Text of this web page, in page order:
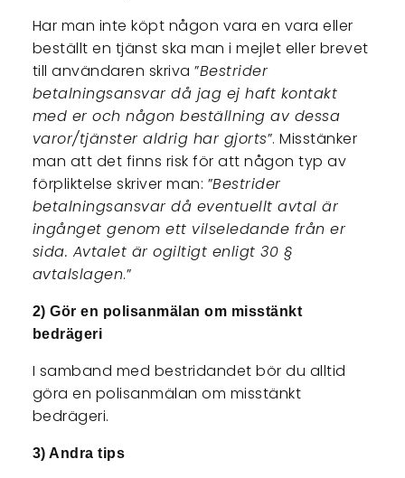
Har man inte köpt någon vara en vara eller
beställt en tjänst ska man i mejlet eller brevet
till användaren skriva ”Bestrider
betalningsansvar då jag ej haft kontakt
med er och någon beställning av dessa
varor/tjänster aldrig har gjorts”. Misstänker
man att det finns risk för att någon typ av
förpliktelse skriver man: ”Bestrider
betalningsansvar då eventuellt avtal är
ingånget genom ett vilseledande från er
sida. Avtalet är ogiltigt enligt 30 §
avtalslagen.”
2) Gör en polisanmälan om misstänkt
bedrägeri
I samband med bestridandet bör du alltid
göra en polisanmälan om misstänkt
bedrägeri.
3) Andra tips